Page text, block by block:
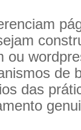
ou
de
das